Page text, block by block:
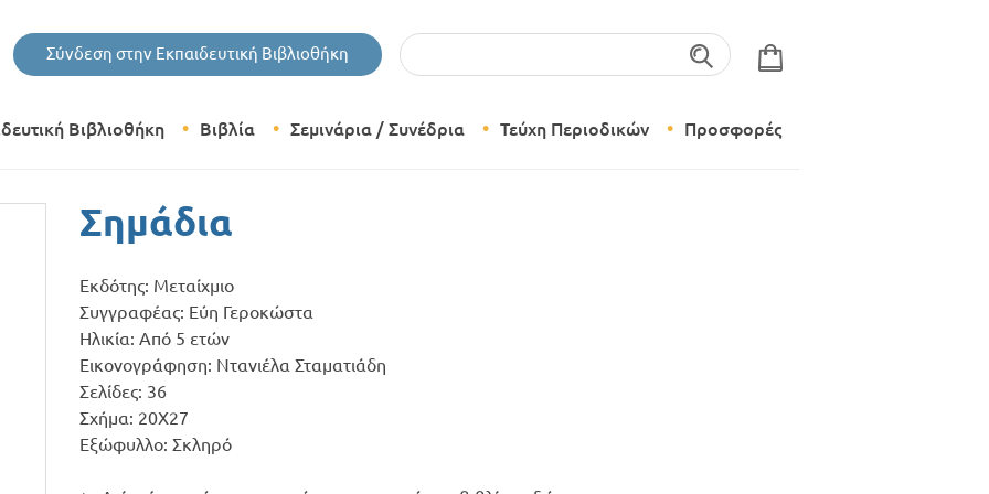
Σύνδεση στην Εκπαιδευτική Βιβλιοθήκη
Βιβλιοθήκη Βιβλία
Bazaar
Σεμινάρια / Συνέδρια Τεύχη Περιοδικών Προσφορές
Σημάδια
Εκδότης: Μεταίχμιο
Συγγραφέας: Εύη Γεροκώστα
Ηλικία: Από 5 ετών
Εικονογράφηση: Ντανιέλα Σταματιάδη
Σελίδες: 36
Σχήμα: 20Χ27
Εξώφυλλο: Σκληρό